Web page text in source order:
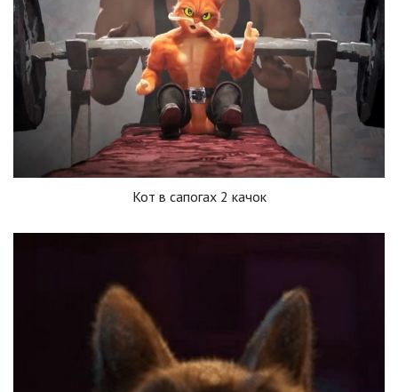
Кот в сапогах 2 качок